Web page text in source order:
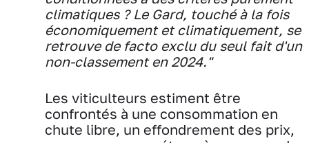
climatiques ? Le Gard, touché à la fois
économiquement et climatiquement, se
retrouve de facto exclu du seul fait d'un
non-classement en 2024."
Les viticulteurs estiment être
confrontés à une consommation en
chute libre, un effondrement des prix,